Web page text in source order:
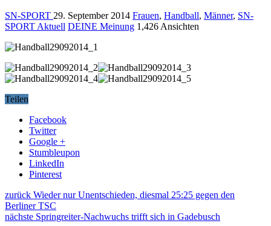
SN-SPORT 29. September 2014 Frauen, Handball, Männer, SN-
SPORT Aktuell DEINE Meinung 1,426 Ansichten
Teilen
Facebook
Twitter
Google +
Stumbleupon
LinkedIn
Pinterest
zurück Wieder nur Unentschieden, diesmal 25:25 gegen den
Berliner TSC
nächste Springreiter-Nachwuchs trifft sich in Gadebusch